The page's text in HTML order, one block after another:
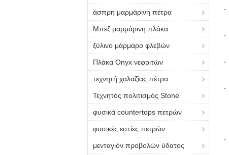
άσπρη μαρμάρινη πέτρα
Μπεζ μαρμάρινη πλάκα
ξύλινο μάρμαρο φλεβών
Πλάκα Onyx νεφριτών
τεχνητή χαλαζίας πέτρα
Τεχνητός πολιτισμός Stone
φυσικά countertops πετρών
φυσικές εστίες πετρών
μενταγιόν προβολών ύδατος